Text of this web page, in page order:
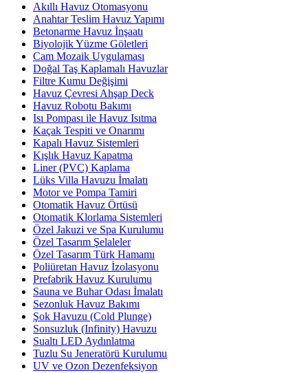
Akıllı Havuz Otomasyonu
Anahtar Teslim Havuz Yapımı
Betonarme Havuz İnşaatı
Biyolojik Yüzme Göletleri
Cam Mozaik Uygulaması
Doğal Taş Kaplamalı Havuzlar
Filtre Kumu Değişimi
Havuz Çevresi Ahşap Deck
Havuz Robotu Bakımı
Isı Pompası ile Havuz Isıtma
Kaçak Tespiti ve Onarımı
Kapalı Havuz Sistemleri
Kışlık Havuz Kapatma
Liner (PVC) Kaplama
Lüks Villa Havuzu İmalatı
Motor ve Pompa Tamiri
Otomatik Havuz Örtüsü
Otomatik Klorlama Sistemleri
Özel Jakuzi ve Spa Kurulumu
Özel Tasarım Şelaleler
Özel Tasarım Türk Hamamı
Poliüretan Havuz İzolasyonu
Prefabrik Havuz Kurulumu
Sauna ve Buhar Odası İmalatı
Sezonluk Havuz Bakımı
Şok Havuzu (Cold Plunge)
Sonsuzluk (Infinity) Havuzu
Sualtı LED Aydınlatma
Tuzlu Su Jeneratörü Kurulumu
UV ve Ozon Dezenfeksiyon